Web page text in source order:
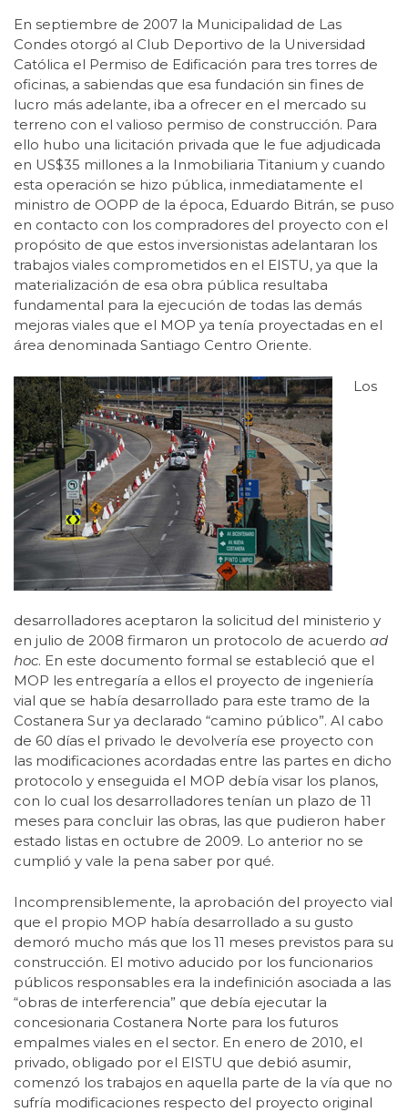
En septiembre de 2007 la Municipalidad de Las
Condes otorgó al Club Deportivo de la Universidad
Católica el Permiso de Edificación para tres torres de
oficinas, a sabiendas que esa fundación sin fines de
lucro más adelante, iba a ofrecer en el mercado su
terreno con el valioso permiso de construcción. Para
ello hubo una licitación privada que le fue adjudicada
en US$35 millones a la Inmobiliaria Titanium y cuando
esta operación se hizo pública, inmediatamente el
ministro de OOPP de la época, Eduardo Bitrán, se puso
en contacto con los compradores del proyecto con el
propósito de que estos inversionistas adelantaran los
trabajos viales comprometidos en el EISTU, ya que la
materialización de esa obra pública resultaba
fundamental para la ejecución de todas las demás
mejoras viales que el MOP ya tenía proyectadas en el
área denominada Santiago Centro Oriente.
Los
desarrolladores aceptaron la solicitud del ministerio y
en julio de 2008 firmaron un protocolo de acuerdo ad
hoc. En este documento formal se estableció que el
MOP les entregaría a ellos el proyecto de ingeniería
vial que se había desarrollado para este tramo de la
Costanera Sur ya declarado “camino público”. Al cabo
de 60 días el privado le devolvería ese proyecto con
las modificaciones acordadas entre las partes en dicho
protocolo y enseguida el MOP debía visar los planos,
con lo cual los desarrolladores tenían un plazo de 11
meses para concluir las obras, las que pudieron haber
estado listas en octubre de 2009. Lo anterior no se
cumplió y vale la pena saber por qué.
Incomprensiblemente, la aprobación del proyecto vial
que el propio MOP había desarrollado a su gusto
demoró mucho más que los 11 meses previstos para su
construcción. El motivo aducido por los funcionarios
públicos responsables era la indefinición asociada a las
“obras de interferencia” que debía ejecutar la
concesionaria Costanera Norte para los futuros
empalmes viales en el sector. En enero de 2010, el
privado, obligado por el EISTU que debió asumir,
comenzó los trabajos en aquella parte de la vía que no
sufría modificaciones respecto del proyecto original